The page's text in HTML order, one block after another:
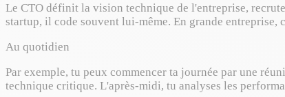
Le CTO définit la vision technique de l'entreprise,
startup, il code souvent lui-même. En grande
Au quotidien
Par exemple, tu peux commencer ta journée par une
technique critique. L'après-midi, tu analyses les